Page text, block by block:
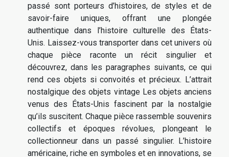
passé sont porteurs d’histoires, de styles et de
savoir-faire uniques, offrant une plongée
authentique dans l’histoire culturelle des États-
Unis. Laissez-vous transporter dans cet univers où
chaque pièce raconte un récit singulier et
découvrez, dans les paragraphes suivants, ce qui
rend ces objets si convoités et précieux. L’attrait
nostalgique des objets vintage Les objets anciens
venus des États-Unis fascinent par la nostalgie
qu’ils suscitent. Chaque pièce rassemble souvenirs
collectifs et époques révolues, plongeant le
collectionneur dans un passé singulier. L’histoire
américaine, riche en symboles et en innovations, se